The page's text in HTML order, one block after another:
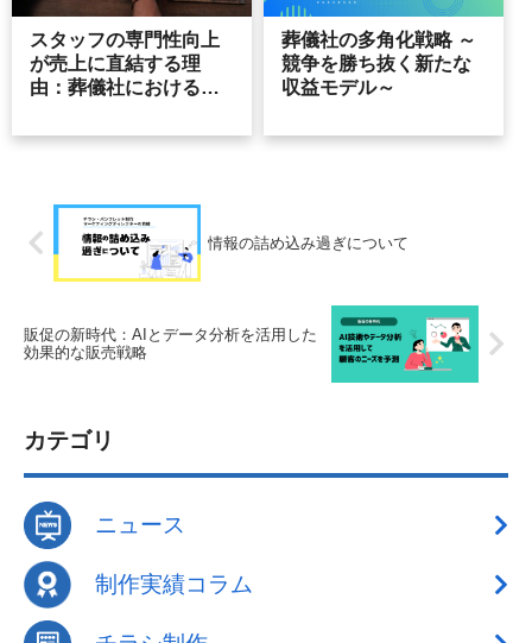
スタッフの専門性向上
が売上に直結する理
由：葬儀社における顧
戦略
葬儀社の多角化戦略 ～
競争を勝ち抜く新たな
収益モデル～
情報の詰め込み過ぎについて
販促の新時代：AIとデータ分析を活用した
効果的な販売戦略
カテゴリ
ニュース
制作実績コラム